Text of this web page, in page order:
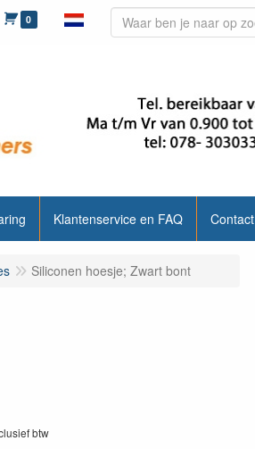
0
Klantenservice en FAQ Contact
Siliconen hoesje; Zwart bont
btw